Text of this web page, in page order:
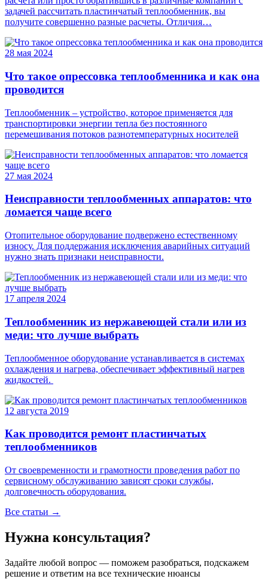
задачей рассчитать пластинчатый теплообменник, вы
получите совершенно разные расчеты. Отличия…
28 мая 2024
Что такое опрессовка теплообменника и как она
проводится
Теплообменник – устройство, которое применяется для
транспортировки энергии тепла без постоянного
перемешивания потоков разнотемпературных носителей
27 мая 2024
Неисправности теплообменных аппаратов: что
ломается чаще всего
Отопительное оборудование подвержено естественному
износу. Для поддержания исключения аварийных ситуаций
нужно знать признаки неисправности.
17 апреля 2024
Теплообменник из нержавеющей стали или из
меди: что лучше выбрать
Теплообменное оборудование устанавливается в системах
охлаждения и нагрева, обеспечивает эффективный нагрев
жидкостей.
12 августа 2019
Как проводится ремонт пластинчатых
теплообменников
От своевременности и грамотности проведения работ по
сервисному обслуживанию зависят сроки службы,
долговечность оборудования.
Все статьи →
Нужна консультация?
Задайте любой вопрос — поможем разобраться, подскажем
решение и ответим на все технические нюансы